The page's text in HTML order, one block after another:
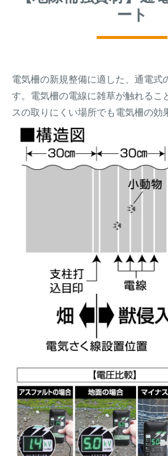
ート
電気柵の新規整備に適した、通電式
す。電気柵の電線に雑草が触れるこ
スの取りにくい場所でも電気柵の効